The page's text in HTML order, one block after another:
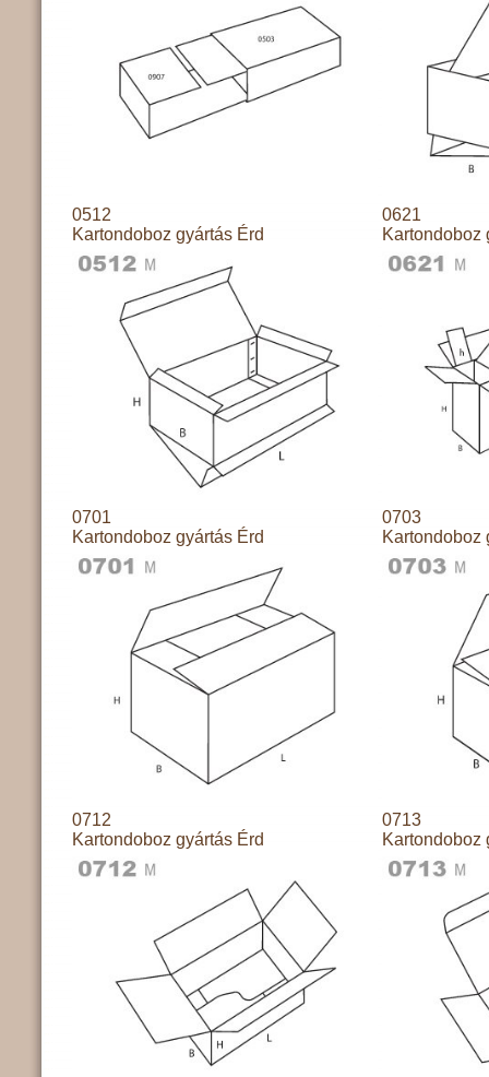
0512
Kartondoboz gyártás Érd
0621
Kartondoboz
0701
Kartondoboz gyártás Érd
0703
Kartondoboz
0712
Kartondoboz gyártás Érd
0713
Kartondoboz